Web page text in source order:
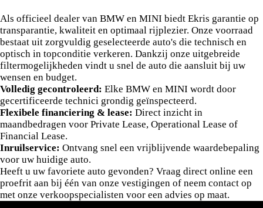
Als officieel dealer van BMW en MINI biedt Ekris garantie op
transparantie, kwaliteit en optimaal rijplezier. Onze voorraad
bestaat uit zorgvuldig geselecteerde auto's die technisch en
optisch in topconditie verkeren. Dankzij onze uitgebreide
filtermogelijkheden vindt u snel de auto die aansluit bij uw
wensen en budget.
Volledig gecontroleerd: Elke BMW en MINI wordt door
gecertificeerde technici grondig geïnspecteerd.
Flexibele financiering & lease: Direct inzicht in
maandbedragen voor Private Lease, Operational Lease of
Financial Lease.
Inruilservice: Ontvang snel een vrijblijvende waardebepaling
voor uw huidige auto.
Heeft u uw favoriete auto gevonden? Vraag direct online een
proefrit aan bij één van onze vestigingen of neem contact op
met onze verkoopspecialisten voor een advies op maat.